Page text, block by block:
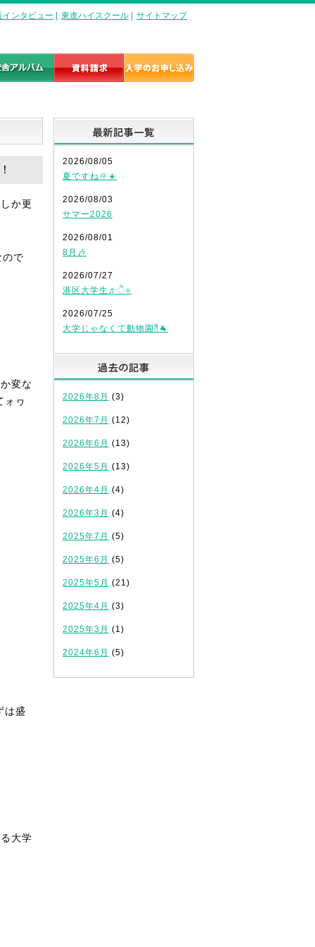
インタビュー 東進ハイスクール サイトマップ
か更
で
変な
ォヮ
は盛
大学
2026/08/05
夏ですね🌞☀️
2026/08/03
サマー2026
2026/08/01
8月🎶
2026/07/27
港区大学生♬ੈ⟡
2026/07/25
大学じゃなくて動物園⁈🐐
2026年8月 (3)
2026年7月 (12)
2026年6月 (13)
2026年5月 (13)
2026年4月 (4)
2026年3月 (4)
2025年7月 (5)
2025年6月 (5)
2025年5月 (21)
2025年4月 (3)
2025年3月 (1)
2024年6月 (5)